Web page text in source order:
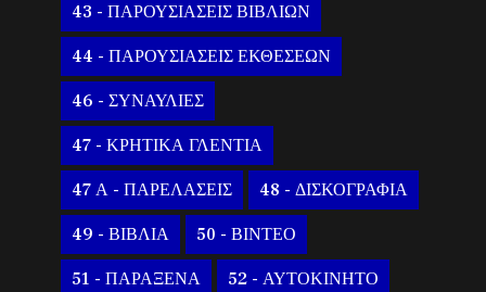
43 - ΠΑΡΟΥΣΙΑΣΕΙΣ ΒΙΒΛΙΩΝ
44 - ΠΑΡΟΥΣΙΑΣΕΙΣ ΕΚΘΕΣΕΩΝ
46 - ΣΥΝΑΥΛΙΕΣ
47 - ΚΡΗΤΙΚΑ ΓΛΕΝΤΙΑ
47 Α - ΠΑΡΕΛΑΣΕΙΣ 48 - ΔΙΣΚΟΓΡΑΦΙΑ
49 - ΒΙΒΛΙΑ 50 - ΒΙΝΤΕΟ
51 - ΠΑΡΑΞΕΝΑ 52 - ΑΥΤΟΚΙΝΗΤΟ